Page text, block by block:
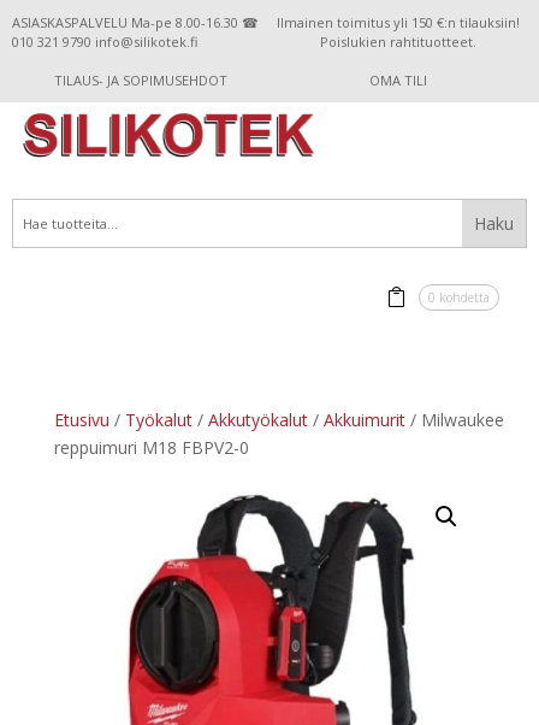
ASIASKASPALVELU Ma-pe 8.00-16.30 ☎
010 321 9790 info@silikotek.fi
Ilmainen toimitus yli 150 €:n tilauksiin!
Poislukien rahtituotteet.
TILAUS- JA SOPIMUSEHDOT OMA TILI
0 kohdetta
Etusivu / Työkalut/ Akkutyökalut/ Akkuimurit/ Milwaukee
reppuimuri M18 FBPV2-0